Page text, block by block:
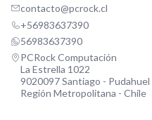
contacto@pcrock.cl
+56983637390
56983637390
PCRock Computación
La Estrella 1022
9020097 Santiago - Pudahuel
Región Metropolitana - Chile